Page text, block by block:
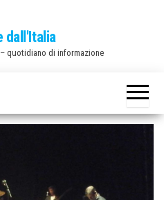
dall'Italia
quotidiano di informazione